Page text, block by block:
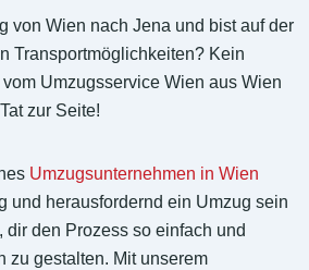
von Wien nach Jena und bist auf der
Transportmöglichkeiten? Kein
Umzugsservice Wien aus Wien
zur Seite!
Umzugsunternehmen in Wien
und herausfordernd ein Umzug sein
dir den Prozess so einfach und
zu gestalten. Mit unserem